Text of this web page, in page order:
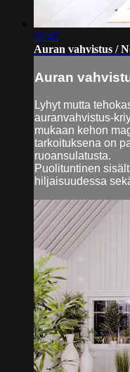
32:42
Auran vahvistus /
Auran
Lyhyt mutta
auranvahvistus-
mukaan kehon
tarkoituksena on
ruoansulatusta.
Puolituntinen
hiljaisuudessa